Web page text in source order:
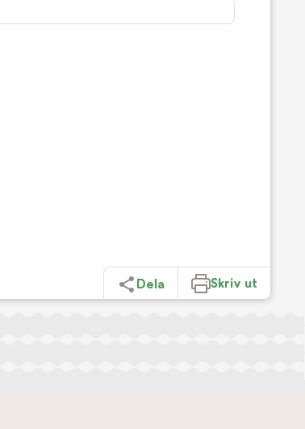
Dela Skriv ut